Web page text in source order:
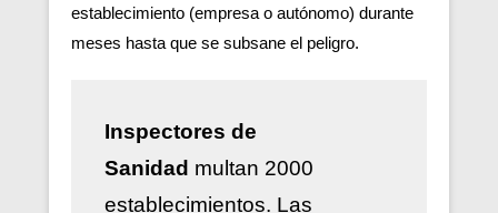
establecimiento (empresa o autónomo) durante
meses hasta que se subsane el peligro.
Inspectores de
Sanidad multan 2000
establecimientos. Las